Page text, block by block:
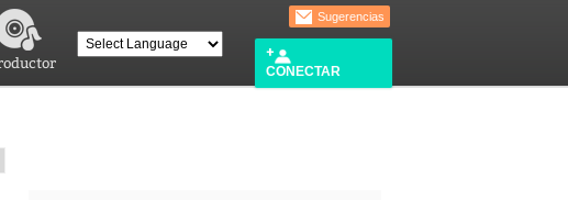
Sugerencias
CONECTAR